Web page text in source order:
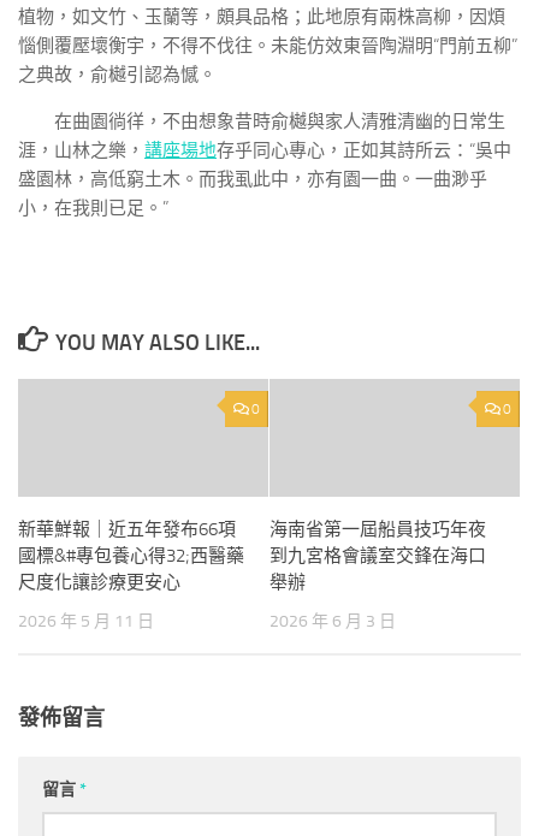
植物，如文竹、玉蘭等，頗具品格；此地原有兩株高柳，因煩
惱側覆壓壞衡宇，不得不伐往。未能仿效東晉陶淵明“門前五柳”
之典故，俞樾引認為憾。
在曲園徜徉，不由想象昔時俞樾與家人清雅清幽的日常生
涯，山林之樂， 講座場地存乎同心專心，正如其詩所云：“吳中
盛園林，高低窮土木。而我虱此中，亦有園一曲。一曲渺乎
小，在我則已足。”
YOU MAY ALSO LIKE...
0
新華鮮報｜近五年發布66項
國標&#專包養心得32;西醫藥
尺度化讓診療更安心
2026 年 5 月 11 日
0
海南省第一屆船員技巧年夜
到九宮格會議室交鋒在海口
舉辦
2026 年 6 月 3 日
發佈留言
留言*